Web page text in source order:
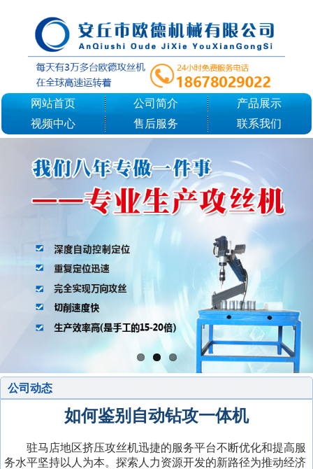
网站首页 公司简介
产品展示
视频中心
售后服务 联系我们
公司动态
如何鉴别自动钻攻一体机
驻马店地区挤压攻丝机迅捷的服务平台不断优化和提高服
务水平坚持以人为本。探索人力资源开发的新路径为推动经济